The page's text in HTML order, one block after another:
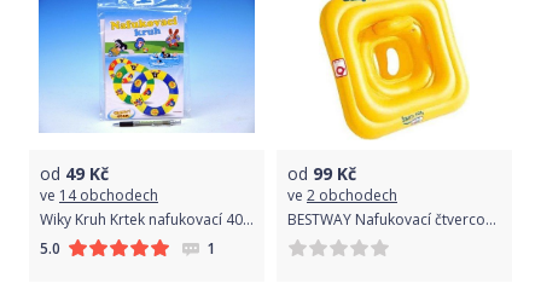
od 49 Kč
ve 14 obchodech
Wiky Kruh Krtek nafukovací 40cm asst 3 barvy v sáčku
5.0
1
od 99 Kč
ve 2 obchodech
BESTWAY Nafukovací čtvercový kruh s křížem 69cm